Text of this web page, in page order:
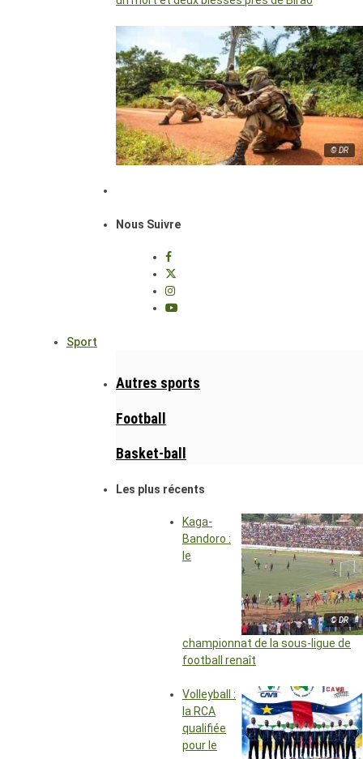
© DR
Nous Suivre
Sport
Autres sports
Football
Basket-ball
Les plus récents
© DR
Kaga-
Bandoro :
le
championnat de la sous-ligue de
football renaît
Volleyball :
la RCA
qualifiée
pour le